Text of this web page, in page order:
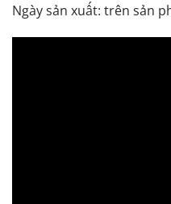
Ngày sản xuất: trên sản